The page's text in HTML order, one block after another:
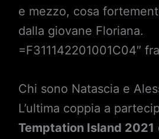
e mezzo, cosa
dalla giovane Floriana.
=F311142201001C04″
Chi sono Natascia e
L’ultima coppia a
Temptation Island 2021